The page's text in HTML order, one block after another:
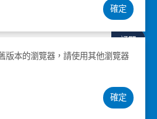
訂閱
確定
版本的瀏覽器，請使用其他瀏覽器
確定